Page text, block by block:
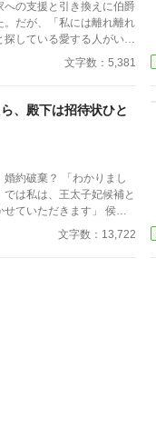
の支援と引き換えに伯爵
だが、「私には離れ離れ
探している愛する人がい
はない。親が煩くて止む
が出来なければ正式に離
結婚ってことですよね？
られるかご理解されてい
謝料くだされば。契約書
する方をお探しくださ
上乗せですぐに出て行き
この湖の水が濃く感じる
か貧乏かが分かります
文字数：5,381
、殿下は招待状ひと
「わかりまし
は私は、王太子妃候補と
いただきます」 侯爵
られたその日から、王宮
待状は乱れ、席次は崩
文字数：13,722